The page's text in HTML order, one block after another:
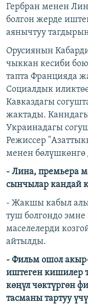
Гербран менен
болгон жерде
аянычтуу
Орусиянын
чыккан кесиби
тапта Францияда
Социалдык
Кавказдагы
жактады.
Украинадагы
Режиссер
менен бөлүшкөнгө
- Лина, премьера
сынчылар кандай
- Жакшы кабыл
туш болгондо эмне
маселелерди
айтылды.
- Фильм ошол
иштеген кишилер
көңүл чөктүргөн
тасманы тартуу